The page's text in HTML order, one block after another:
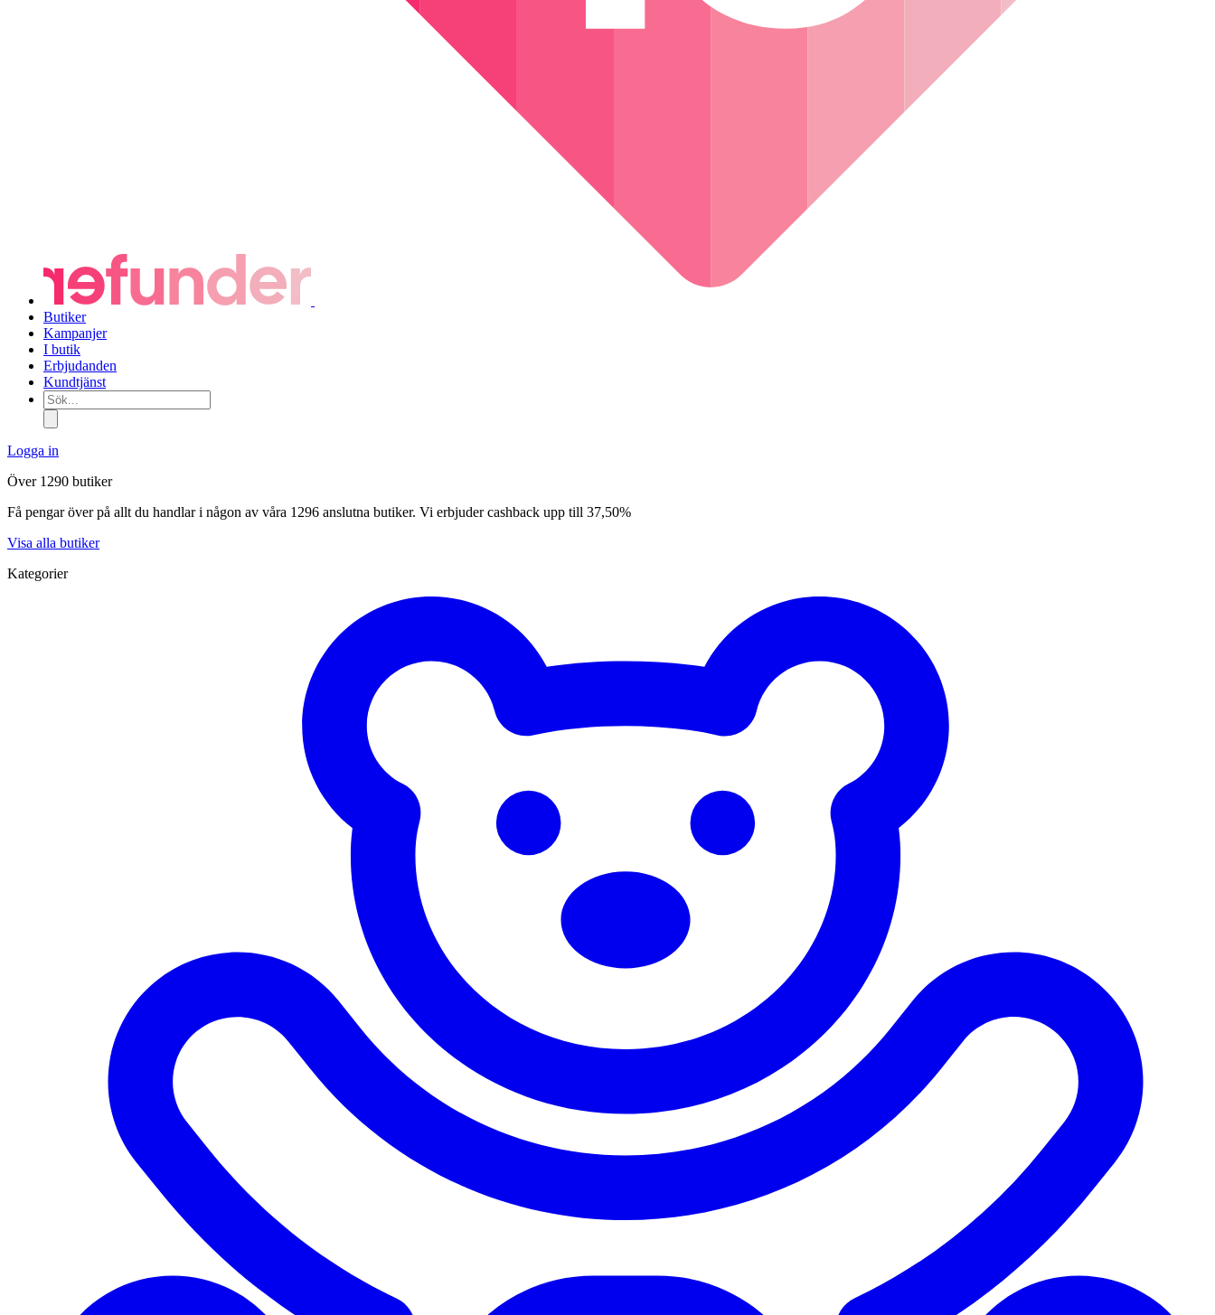
Butiker
Kampanjer
I butik
Erbjudanden
Kundtjänst
Sök...
Logga in
Över 1290 butiker
Få pengar över på allt du handlar i någon av våra 1296 anslutna butiker. Vi erbjuder cashback upp till 37,50%
Visa alla butiker
Kategorier